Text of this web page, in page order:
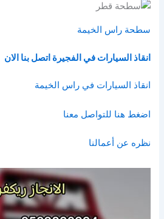
سطحة راس الخيمة
انقاذ السيارات في الفجيرة اتصل بنا الان
انقاذ السيارات في راس الخيمة
اضغط هنا للتواصل معنا
نظره عن أعمالنا